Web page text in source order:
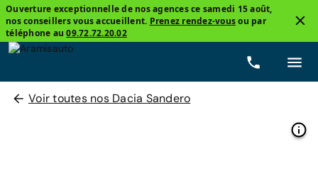
Ouverture exceptionnelle de nos agences ce samedi 15 août,
nos conseillers vous accueillent. Prenez rendez-vousou par
téléphone au09.72.72.20.02
Voir toutes nos Dacia Sandero